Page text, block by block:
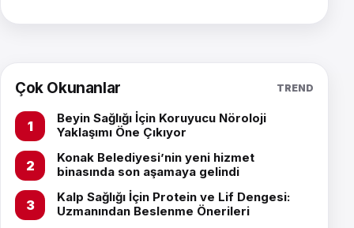
Çok Okunanlar TREND
Beyin Sağlığı İçin Koruyucu Nöroloji
Yaklaşımı Öne Çıkıyor
Konak Belediyesi’nin yeni hizmet
binasında son aşamaya gelindi
Kalp Sağlığı İçin Protein ve Lif Dengesi:
Uzmanından Beslenme Önerileri